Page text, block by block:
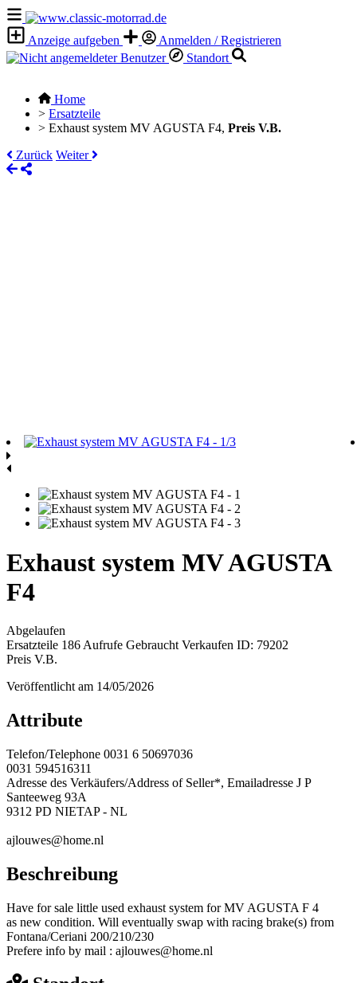
Anzeige aufgeben
Anmelden / Registrieren
Standort
Home
> Ersatzteile
> Exhaust system MV AGUSTA F4, Preis V.B.
Zurück Weiter
Exhaust system MV AGUSTA
F4
Abgelaufen
Ersatzteile 186 Aufrufe Gebraucht Verkaufen ID: 79202
Preis V.B.
Veröffentlicht am 14/05/2026
Attribute
Telefon/Telephone 0031 6 50697036
0031 594516311
Adresse des Verkäufers/Address of Seller*, Emailadresse J P
Santeeweg 93A
9312 PD NIETAP - NL
ajlouwes@home.nl
Beschreibung
Have for sale little used exhaust system for MV AGUSTA F 4
as new condition. Will eventually swap with racing brake(s) from
Fontana/Ceriani 200/210/230
Prefere info by mail : ajlouwes@home.nl